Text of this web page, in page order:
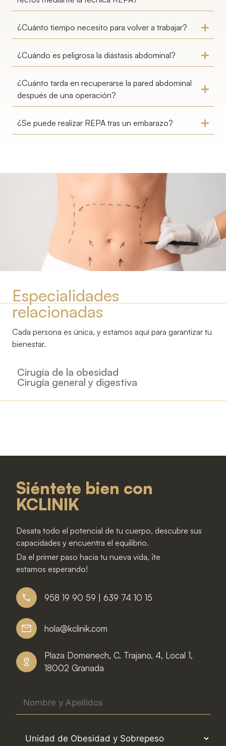
¿Cuánto tiempo necesito para volver a trabajar?
¿Cuándo es peligrosa la diástasis abdominal?
¿Cuánto tarda en recuperarse la pared abdominal
después de una operación?
¿Se puede realizar REPA tras un embarazo?
Especialidades
relacionadas
Cada persona es única, y estamos aquí para garantizar tu
bienestar.
Cirugía de la obesidad
Cirugía general y digestiva
Siéntete bien con
KCLINIK
Desata todo el potencial de tu cuerpo, descubre sus
capacidades y encuentra el equilibrio.
Da el primer paso hacia tu nueva vida, ¡te
estamos esperando!
958 19 90 59 | 639 74 10 15
hola@kclinik.com
Plaza Domenech, C. Trajano, 4, Local 1,
18002 Granada